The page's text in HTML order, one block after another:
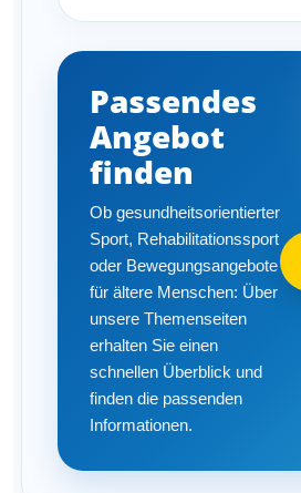
Passendes
Angebot
finden
Ob gesundheitsorientierter
Sport, Rehabilitationssport
oder Bewegungsangebote
für ältere Menschen: Über
unsere Themenseiten
erhalten Sie einen
schnellen Überblick und
finden die passenden
Informationen.